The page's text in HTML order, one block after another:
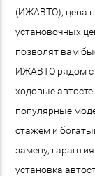
(ИЖАВТО), цена
установочных
позволят вам
ИЖАВТО рядом с
ходовые
популярные
стажем и
замену,
установка